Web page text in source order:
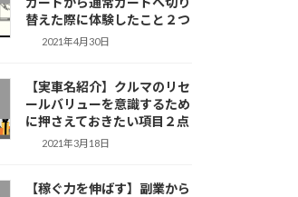
替えた際に体験したこと２つ
2021年4月30日
【実車名紹介】クルマのリセ
ールバリューを意識するため
に押さえておきたい項目２点
2021年3月18日
【稼ぐ力を伸ばす】副業から